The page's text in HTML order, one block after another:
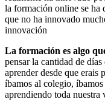
la formación online se ha
que no ha innovado
innovación
La formación es algo
pensar la cantidad de
aprender desde que erais
íbamos al colegio,
aprendiendo toda